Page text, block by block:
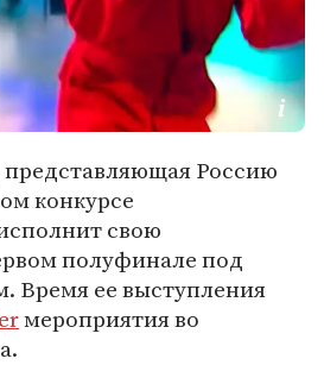
Россию
конкурсе
свою
полуфинале под
Время ее выступления
мероприятия во